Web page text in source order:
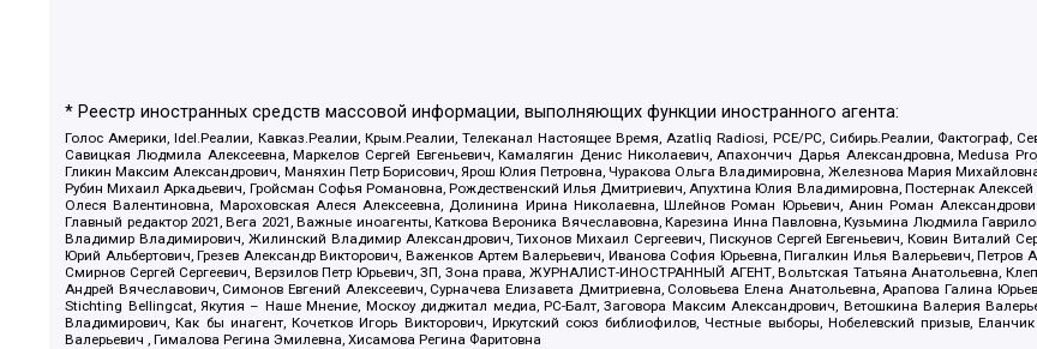
* Реестр иностранных средств массовой информации, выполняющих функции иностранного агента:
Голос Америки, Idel.Реалии, Кавказ.Реалии, Крым.Реалии, Телеканал Настоящее Время, Azatliq Radiosi, PCE/PC, Сибирь.Реалии, Фактограф,
Савицкая Людмила Алексеевна, Маркелов Сергей Евгеньевич, Камалягин Денис Николаевич, Апахончич Дарья Александровна, Medusa
Гликин Максим Александрович, Маняхин Петр Борисович, Ярош Юлия Петровна, Чуракова Ольга Владимировна, Железнова Мария
Рубин Михаил Аркадьевич, Гройсман Софья Романовна, Рождественский Илья Дмитриевич, Апухтина Юлия Владимировна, Постернак
Олеся Валентиновна, Мароховская Алеся Алексеевна, Долинина Ирина Николаевна, Шлейнов Роман Юрьевич, Анин Роман
Главный редактор 2021, Вега 2021, Важные иноагенты, Каткова Вероника Вячеславовна, Карезина Инна Павловна, Кузьмина Людмила
Владимир Владимирович, Жилинский Владимир Александрович, Тихонов Михаил Сергеевич, Пискунов Сергей Евгеньевич, Ковин Виталий
Юрий Альбертович, Грезев Александр Викторович, Важенков Артем Валерьевич, Иванова София Юрьевна, Пигалкин Илья Валерьевич, Петров
Смирнов Сергей Сергеевич, Верзилов Петр Юрьевич, ЗП, Зона права, ЖУРНАЛИСТ-ИНОСТРАННЫЙ АГЕНТ, Вольтская Татьяна Анатольевна,
Андрей Вячеславович, Симонов Евгений Алексеевич, Сурначева Елизавета Дмитриевна, Соловьева Елена Анатольевна, Арапова Галина
Stichting Bellingcat, Якутия – Наше Мнение, Москоу диджитал медиа, РС-Балт, Заговора Максим Александрович, Ветошкина Валерия
Владимирович, Как бы инагент, Кочетков Игорь Викторович, Иркутский союз библиофилов, Честные выборы, Нобелевский призыв,
Валерьевич , Гималова Регина Эмилевна, Хисамова Регина Фаритовна